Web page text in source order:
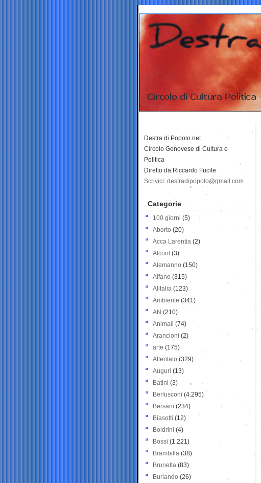
Destra di Popolo.net
Circolo Genovese di Cultura e
Politica
Diretto da Riccardo Fucile
Scrivici: destradipopolo@gmail.com
Categorie
100 giorni (5)
Aborto (20)
Acca Larentia (2)
Alcool (3)
Alemanno (150)
Alfano (315)
Alitalia (123)
Ambiente (341)
AN (210)
Animali (74)
Arancioni (2)
arte (175)
Attentato (329)
Auguri (13)
Batini (3)
Berlusconi (4.295)
Bersani (234)
Biasotti (12)
Boldrini (4)
Bossi (1.221)
Brambilla (38)
Brunetta (83)
Burlando (26)